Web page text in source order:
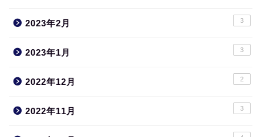
2023年2月 3
2023年1月 3
2022年12月 2
2022年11月 3